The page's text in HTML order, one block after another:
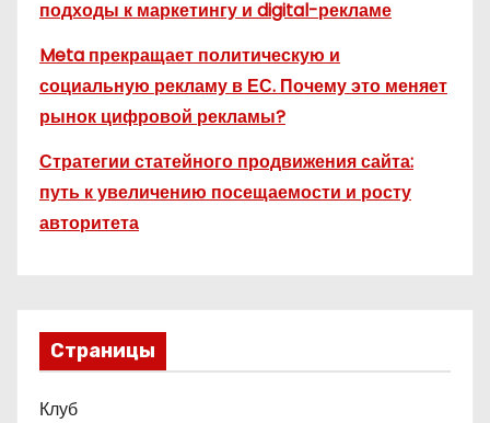
подходы к маркетингу и digital-рекламе
Meta прекращает политическую и
социальную рекламу в ЕС. Почему это меняет
рынок цифровой рекламы?
Стратегии статейного продвижения сайта:
путь к увеличению посещаемости и росту
авторитета
Страницы
Клуб